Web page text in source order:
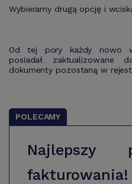
Wybieramy drugą opcję i
Od tej pory każdy nowo
posiadał zaktualizowane
dokumenty pozostaną w
POLECAMY
Najlepszy
fakturowania!